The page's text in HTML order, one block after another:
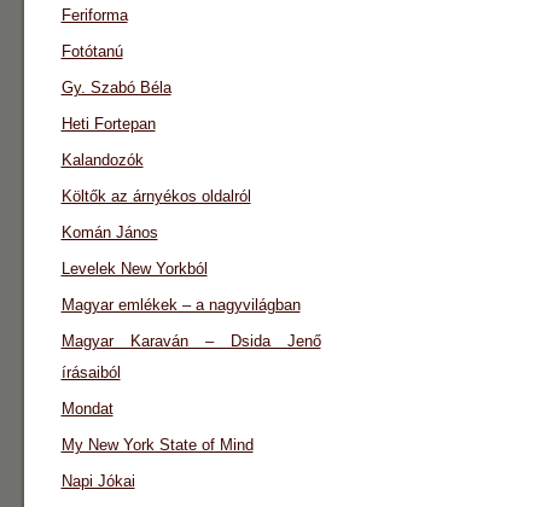
Feriforma
Fotótanú
Gy. Szabó Béla
Heti Fortepan
Kalandozók
Költők az árnyékos oldalról
Komán János
Levelek New Yorkból
Magyar emlékek – a nagyvilágban
Magyar Karaván – Dsida Jenő
írásaiból
Mondat
My New York State of Mind
Napi Jókai